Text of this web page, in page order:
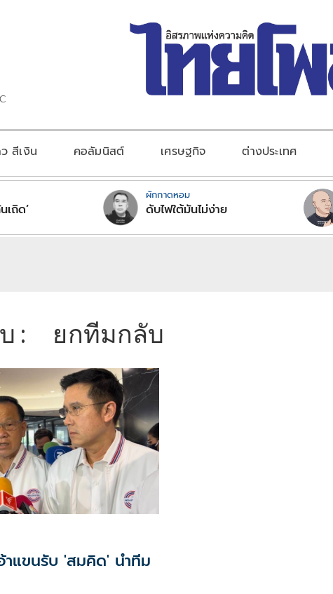
สีเงิน คอลัมนิสต์ เศรษฐกิจ ต่างประเทศ
เถิด’
ผักกาดหอม
ดับไฟใต้มันไม่ง่าย
: ยกทีมกลับ
าแขนรับ 'สมคิด' นำทีม